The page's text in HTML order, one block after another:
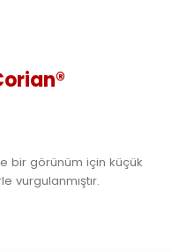
bir görünüm için küçük
vurgulanmıştır.